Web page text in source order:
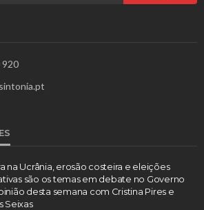
920
na Ucrânia, erosão costeira e eleições
são os temas em debate no Governo
desta semana com Cristina Pires e
Seixas